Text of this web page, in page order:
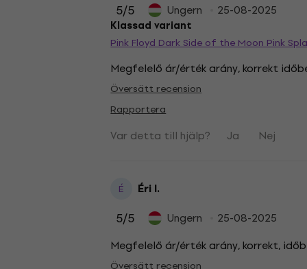
5/5 Ungern 25-08-2025
Klassad variant
Pink Floyd Dark Side of the Moon Pink
Megfelelő ár/érték arány, korrekt
Översätt recension
Rapportera
Var detta till hjälp? Ja Nej
É Éri I.
5/5 Ungern
25-08-2025
Megfelelő ár/érték arány, korrekt,